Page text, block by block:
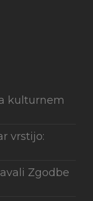
kulturnem
vrstijo:
Zgodbe